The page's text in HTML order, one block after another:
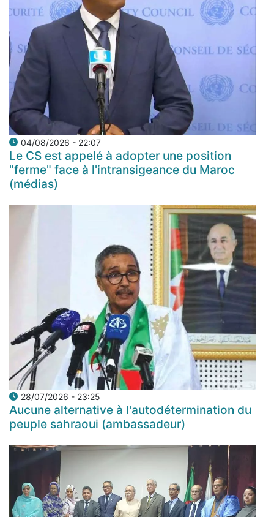
04/08/2026 - 22:07
Le CS est appelé à adopter une position
"ferme" face à l'intransigeance du Maroc
(médias)
28/07/2026 - 23:25
Aucune alternative à l'autodétermination du
peuple sahraoui (ambassadeur)